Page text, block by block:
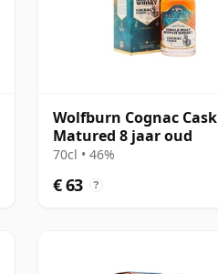
Wolfburn Cognac Cask
Matured 8 jaar oud
70cl • 46%
€ 63 ?